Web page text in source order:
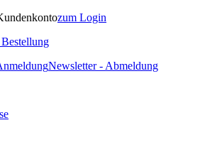
zum Login
Bestellung
Newsletter - Abmeldung